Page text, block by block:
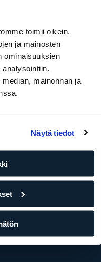
toimii oikein.
ja mainosten
ominaisuuksien
mainonnan ja
Näytä tiedot
Bent over row to